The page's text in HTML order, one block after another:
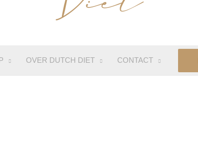
OVER DUTCH DIET CONTACT